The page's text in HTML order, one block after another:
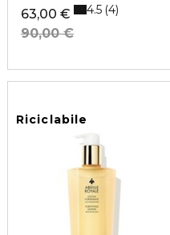
63,00 €
90,00 €
4.5 4
Riciclabile